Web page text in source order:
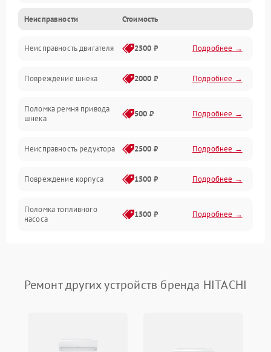
Трансмиссия
Электропитание
Двигатель
Неисправности Стоимость
Неисправность двигателя 2500 ₽ Подробнее →
Повреждение шнека 2000 ₽ Подробнее →
Поломка ремня привода
шнека
500 ₽ Подробнее →
Неисправность редуктора 2500 ₽ Подробнее →
Повреждение корпуса 1500 ₽ Подробнее →
Поломка топливного
насоса
1500 ₽ Подробнее →
Неисправность
Подробнее →
Ремонт других устройств бренда HITACHI